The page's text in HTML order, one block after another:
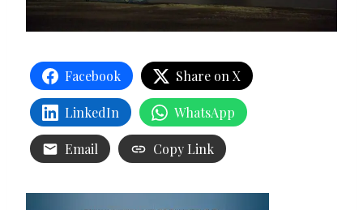
Facebook Share on X
LinkedIn WhatsApp
Email Copy Link